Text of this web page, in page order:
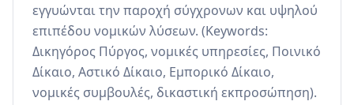
εγγυώνται την παροχή σύγχρονων και υψηλού
επιπέδου νομικών λύσεων. (Keywords:
Δικηγόρος Πύργος, νομικές υπηρεσίες, Ποινικό
Δίκαιο, Αστικό Δίκαιο, Εμπορικό Δίκαιο,
νομικές συμβουλές, δικαστική εκπροσώπηση).